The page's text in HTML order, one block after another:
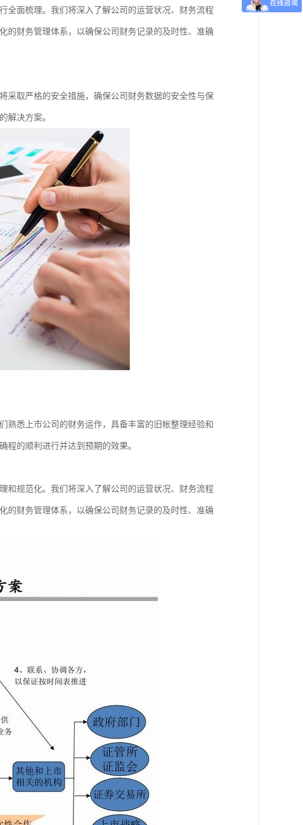
全面梳理。我们将深入了解公司的运营状况、财务流程
的财务管理体系，以确保公司财务记录的及时性、准确
采取严格的安全措施，确保公司财务数据的安全性与保
解决方案。
熟悉上市公司的财务运作，具备丰富的旧帐整理经验和
程的顺利进行并达到预期的效果。
和规范化。我们将深入了解公司的运营状况、财务流程
的财务管理体系，以确保公司财务记录的及时性、准确